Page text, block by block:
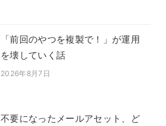
「前回のやつを複製で！」が運用
を壊していく話
投稿日
2026年8月7日
不要になったメールアセット、ど